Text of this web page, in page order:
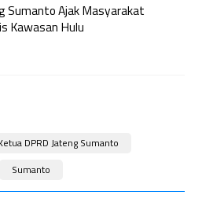
Sumanto Ajak Masyarakat
Kawasan Hulu
DPRD Jateng Sumanto
Sumanto